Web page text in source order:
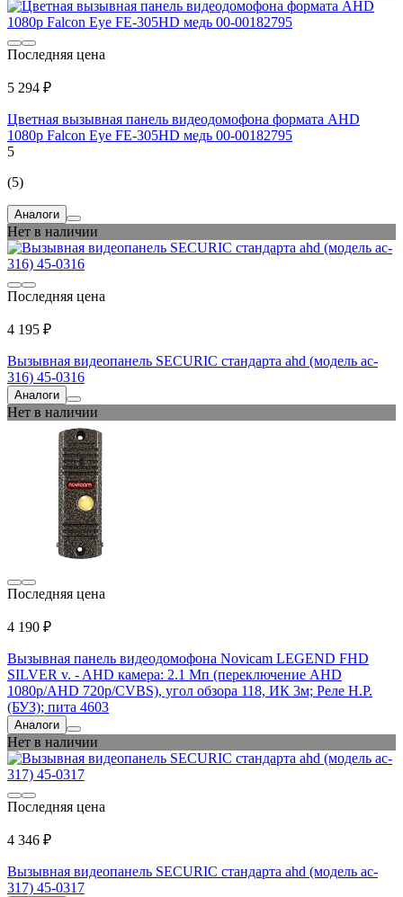
Последняя цена
5 294 ₽
Цветная вызывная панель видеодомофона формата AHD
1080p Falcon Eye FE-305HD медь 00-00182795
5
(5)
Аналоги
Нет в наличии
Последняя цена
4 195 ₽
Вызывная видеопанель SECURIC стандарта ahd (модель ac-
316) 45-0316
Аналоги
Нет в наличии
Последняя цена
4 190 ₽
Вызывная панель видеодомофона Novicam LEGEND FHD
SILVER v. - AHD камера: 2.1 Мп (переключение AHD
1080p/AHD 720p/CVBS), угол обзора 118, ИК 3м; Реле Н.Р.
(БУЗ); пита 4603
Аналоги
Нет в наличии
Последняя цена
4 346 ₽
Вызывная видеопанель SECURIC стандарта ahd (модель ac-
317) 45-0317